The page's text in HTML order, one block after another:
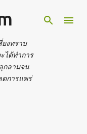
ยงทราบ
ได้ทำการ
กลามจน
ดการแพร่